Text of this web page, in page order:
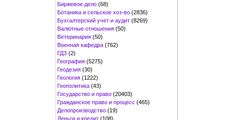
Биржевое дело (68)
Ботаника и сельское хоз-во (2836)
Бухгалтерский учет и аудит (8269)
Валютные отношения (50)
Ветеринария (50)
Военная кафедра (762)
ГДЗ (2)
География (5275)
Геодезия (30)
Геология (1222)
Геополитика (43)
Государство и право (20403)
Гражданское право и процесс (465)
Делопроизводство (19)
Деньги и кредит (108)